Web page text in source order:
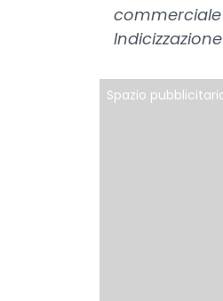
commerciale
Spazio